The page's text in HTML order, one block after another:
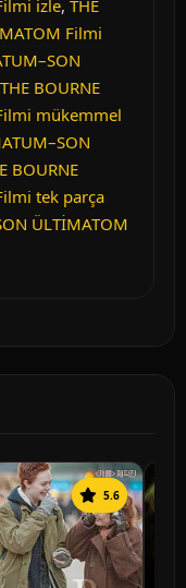
izle, THE
Filmi
THE BOURNE
mükemmel
BOURNE
tek parça
ÜLTİMATOM
5.6